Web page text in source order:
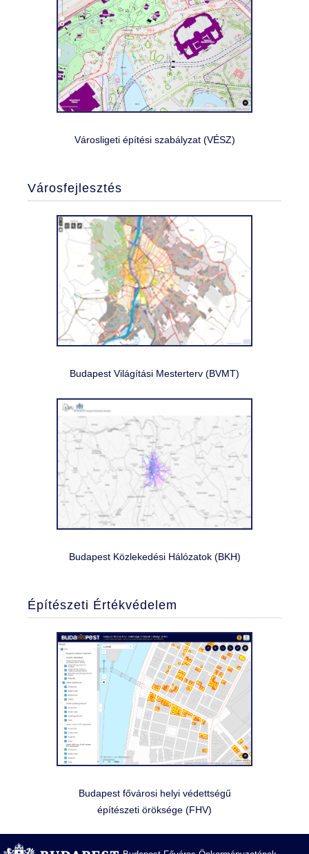
Városligeti építési szabályzat (VÉSZ)
Városfejlesztés
Budapest Világítási Mesterterv (BVMT)
Budapest Közlekedési Hálózatok (BKH)
Építészeti Értékvédelem
Budapest fővárosi helyi védettségű
építészeti öröksége (FHV)